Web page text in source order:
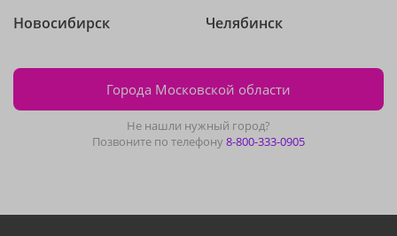
Новосибирск
Челябинск
Города Московской области
Не нашли нужный город?
Позвоните по телефону8-800-333-0905